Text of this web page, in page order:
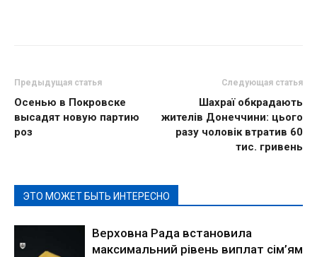
Предыдущая статья
Осенью в Покровске
высадят новую партию
роз
Следующая статья
Шахраї обкрадають
жителів Донеччини: цього
разу чоловік втратив 60
тис. гривень
ЭТО МОЖЕТ БЫТЬ ИНТЕРЕСНО
Верховна Рада встановила
максимальний рівень виплат сім’ям